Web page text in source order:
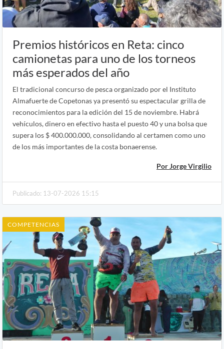
Premios históricos en Reta: cinco
camionetas para uno de los torneos
más esperados del año
El tradicional concurso de pesca organizado por el Instituto
Almafuerte de Copetonas ya presentó su espectacular grilla de
reconocimientos para la edición del 15 de noviembre. Habrá
vehículos, dinero en efectivo hasta el puesto 40 y una bolsa que
supera los $ 400.000.000, consolidando al certamen como uno
de los más importantes de la costa bonaerense.
Por Jorge Virgilio
Publicado: 13-07-2026 15:15
COMPETENCIAS